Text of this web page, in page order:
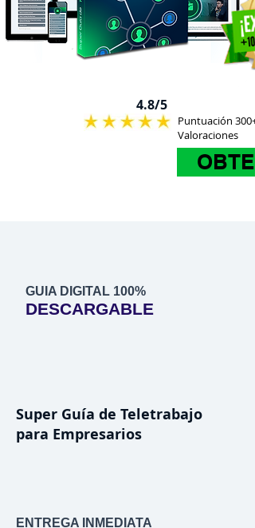
4.8/5
Puntuación 300+
Valoraciones
GUIA DIGITAL 100%
DESCARGABLE
Super Guía de Teletrabajo
para Empresarios
ENTREGA INMEDIATA